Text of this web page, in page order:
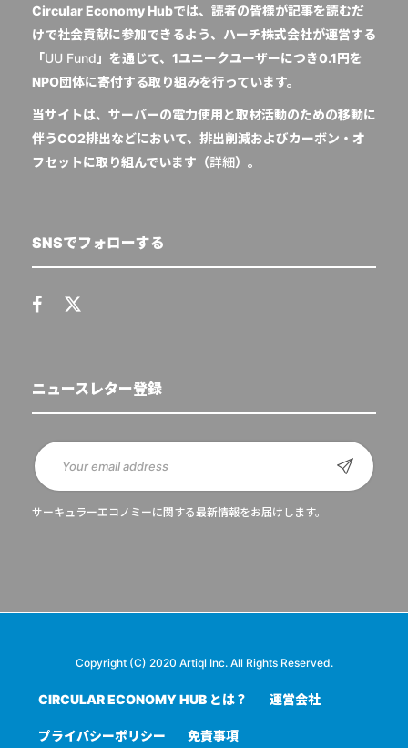
Circular Economy Hubでは、読者の皆様が記事を読むだ
けで社会貢献に参加できるよう、ハーチ株式会社が運営する
「UU Fund 」を通じて、1ユニークユーザーにつき0.1円を
NPO団体に寄付する取り組みを行っています。
当サイトは、サーバーの電力使用と取材活動のための移動に
伴うCO2排出などにおいて、排出削減およびカーボン・オ
フセットに取り組んでいます（詳細）。
SNSでフォローする
ニュースレター登録
サーキュラーエコノミーに関する最新情報をお届けします。
Copyright (C) 2020 Artiql Inc. All Rights Reserved.
CIRCULAR ECONOMY HUB とは？ 運営会社
プライバシーポリシー 免責事項